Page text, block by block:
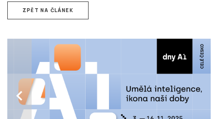
ZPĚT NA ČLÁNEK
chevron_left